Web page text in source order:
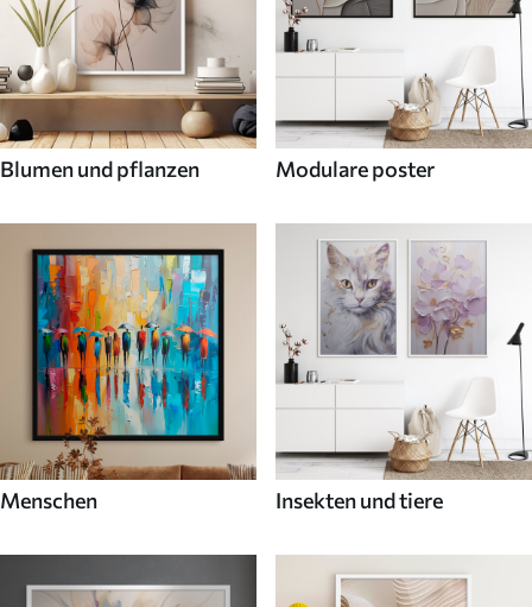
Blumen und pflanzen Modulare poster
Menschen Insekten und tiere